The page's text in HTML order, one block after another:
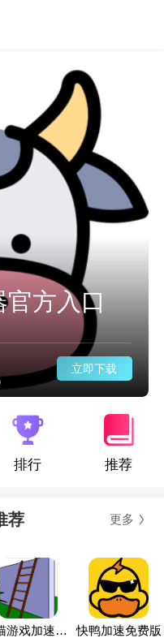
方入口
立即下载
排行 推荐
荐 更多
酷猫游戏加速器广东离哪近 快鸭加速免费版